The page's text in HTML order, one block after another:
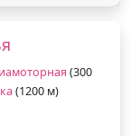
(300
(1200 м)